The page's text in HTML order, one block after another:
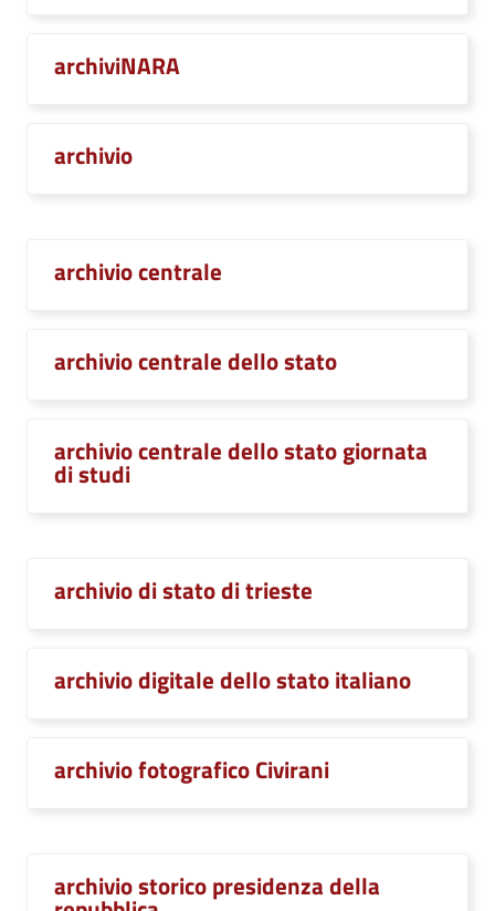
archiviNARA
archivio
archivio centrale
archivio centrale dello stato
archivio centrale dello stato giornata
di studi
archivio di stato di trieste
archivio digitale dello stato italiano
archivio fotografico Civirani
archivio storico presidenza della